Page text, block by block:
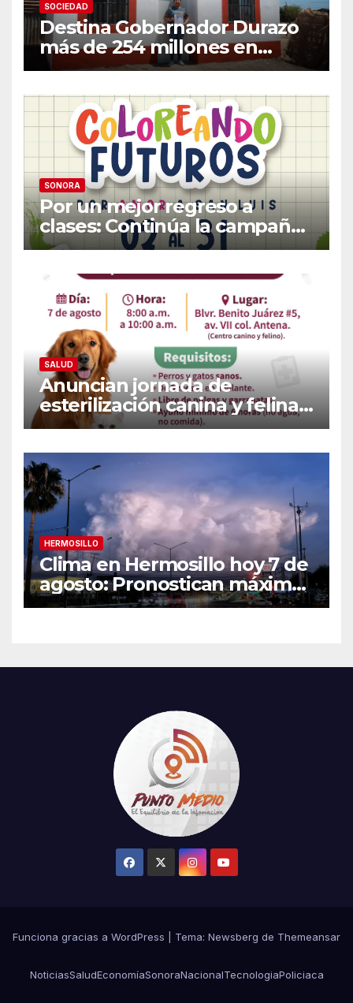
SOCIEDAD
Destina Gobernador Durazo
más de 254 millones en
acciones de vivienda para
SONORA
Por un mejor regreso a
clases: Continúa la campaña
de recolección de útiles
SALUD
Anuncian jornada de
esterilización canina y felina
en Guaymas este 7 de
y sede
HERMOSILLO
Clima en Hermosillo hoy 7 de
agosto: Pronostican máxima
de 42°C, sensación térmica
Funciona gracias a WordPress Tema: Newsberg de Themeansar
NoticiasSaludEconomíaSonoraNacionalTecnologiaPoliciaca